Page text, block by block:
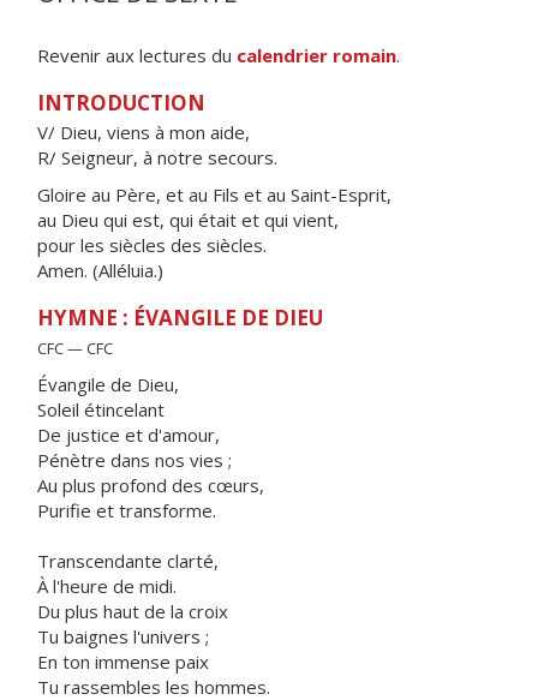
Revenir aux lectures du calendrier romain.
INTRODUCTION
V/ Dieu, viens à mon aide,
R/ Seigneur, à notre secours.
Gloire au Père, et au Fils et au Saint-Esprit,
au Dieu qui est, qui était et qui vient,
pour les siècles des siècles.
Amen. (Alléluia.)
HYMNE : ÉVANGILE DE DIEU
CFC — CFC
Évangile de Dieu,
Soleil étincelant
De justice et d'amour,
Pénètre dans nos vies ;
Au plus profond des cœurs,
Purifie et transforme.
Transcendante clarté,
À l'heure de midi.
Du plus haut de la croix
Tu baignes l'univers ;
En ton immense paix
Tu rassembles les hommes.